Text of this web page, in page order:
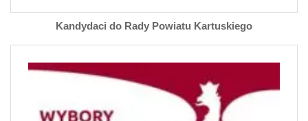
Kandydaci do Rady Powiatu Kartuskiego